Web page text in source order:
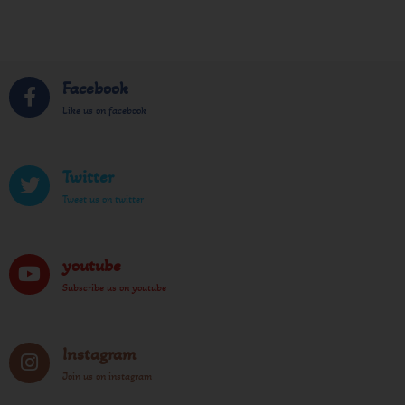
Facebook
Like us on facebook
Twitter
Tweet us on twitter
youtube
Subscribe us on youtube
Instagram
Join us on instagram